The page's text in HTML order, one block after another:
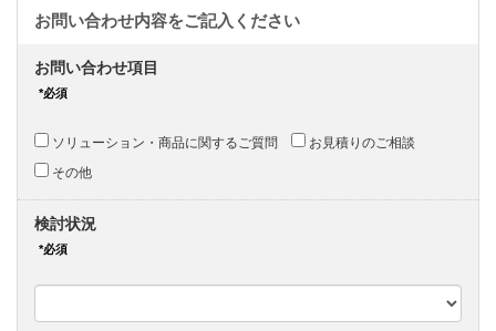
お問い合わせ項目
ソリューション・商品に関するご質問 お見積りのご相談
その他
検討状況